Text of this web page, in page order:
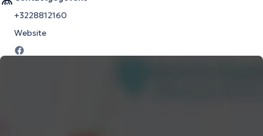
+3228812160
Website